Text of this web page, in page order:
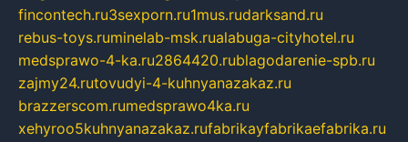
fincontech.ru3sexporn.ru1mus.rudarksand.ru
rebus-toys.ruminelab-msk.rualabuga-cityhotel.ru
medsprawo-4-ka.ru2864420.rublagodarenie-spb.ru
zajmy24.rutovudyi-4-kuhnyanazakaz.ru
brazzerscom.rumedsprawo4ka.ru
xehyroo5kuhnyanazakaz.rufabrikayfabrikaefabrika.ru